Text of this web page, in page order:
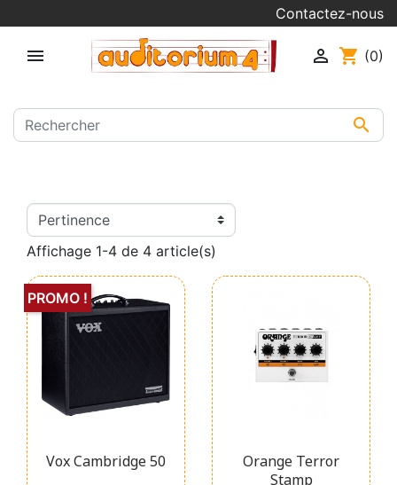
Contactez-nous


 shopping_cart (0)
Affichage 1-4 de 4 article(s)
Vox Cambridge 50
PROMO !
Orange Terror
Stamp